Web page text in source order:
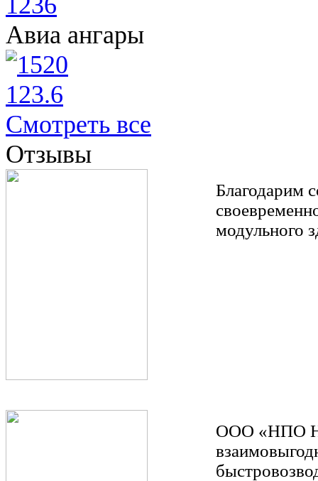
Авиа ангары
Смотреть все
Отзывы
Благодарим
модульного
ООО «НПО